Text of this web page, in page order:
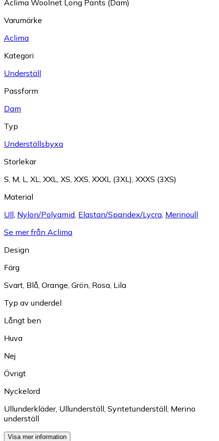
Aclima Woolnet Long Pants (Dam)
Varumärke
Aclima
Kategori
Underställ
Passform
Dam
Typ
Underställsbyxa
Storlekar
S M L XL XXL XS XXS XXXL (3XL) XXXS (3XS)
Material
Ull Nylon/Polyamid Elastan/Spandex/Lycra Merinoull
Se mer från Aclima
Design
Färg
Svart Blå Orange Grön Rosa Lila
Typ av underdel
Långt ben
Huva
Nej
Övrigt
Nyckelord
Ullunderkläder, Ullunderställ Syntetunderställ Merino
underställ
Visa mer information